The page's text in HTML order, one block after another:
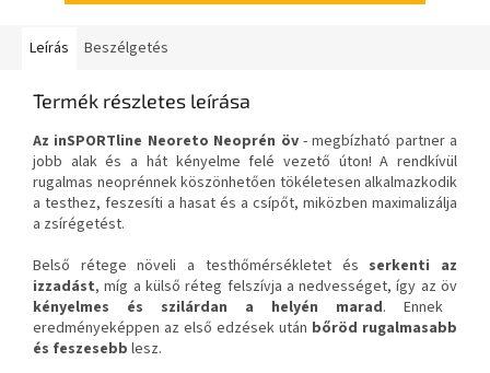
Leírás Beszélgetés
Termék részletes leírása
Az inSPORTline Neoreto Neoprén öv - megbízható partner a
jobb alak és a hát kényelme felé vezető úton! A rendkívül
rugalmas neoprénnek köszönhetően tökéletesen alkalmazkodik
a testhez, feszesíti a hasat és a csípőt, miközben maximalizálja
a zsírégetést.
Belső rétege növeli a testhőmérsékletet és serkenti az
izzadást, míg a külső réteg felszívja a nedvességet, így az öv
kényelmes és szilárdan a helyén marad. Ennek
eredményeképpen az első edzések után bőröd rugalmasabb
és feszesebb lesz.